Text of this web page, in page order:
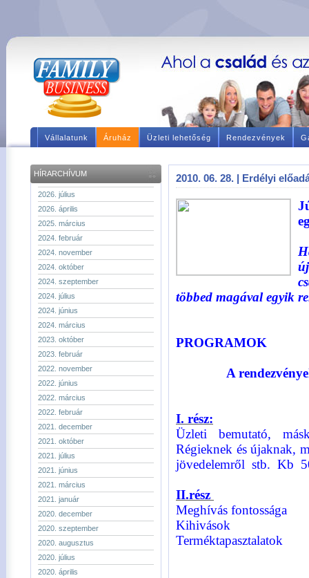
Vállalatunk Áruház Üzleti lehetőség Rendezvények
HÍRARCHÍVUM
2026. július
2026. április
2025. március
2024. február
2024. november
2024. október
2024. szeptember
2024. július
2024. június
2024. március
2023. október
2023. február
2022. november
2022. június
2022. március
2022. február
2021. december
2021. október
2021. július
2021. június
2021. március
2021. január
2020. december
2020. szeptember
2020. augusztus
2020. július
2020. április
2010. 06. 28. | Erdélyi
többed magával egyik
PROGRAMOK
A
I. rész:
Üzleti bemutató,
Régieknek és újaknak,
jövedelemről stb. Kb
II.rész
Meghívás fontossága
Kihivások